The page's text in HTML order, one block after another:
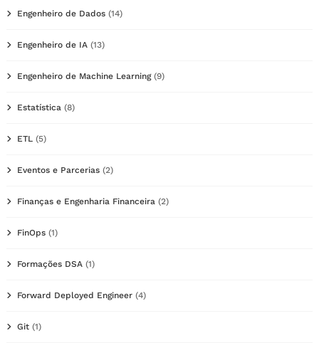
Engenheiro de Dados (14)
Engenheiro de IA (13)
Engenheiro de Machine Learning(9)
Estatística (8)
ETL (5)
Eventos e Parcerias (2)
Finanças e Engenharia Financeira (2)
FinOps (1)
Formações DSA (1)
Forward Deployed Engineer (4)
Git (1)